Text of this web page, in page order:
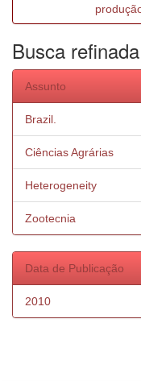
Busca refinada
Assunto
Brazil.
Ciências Agrárias
Heterogeneity
Zootecnia
Data de Publicação
2010